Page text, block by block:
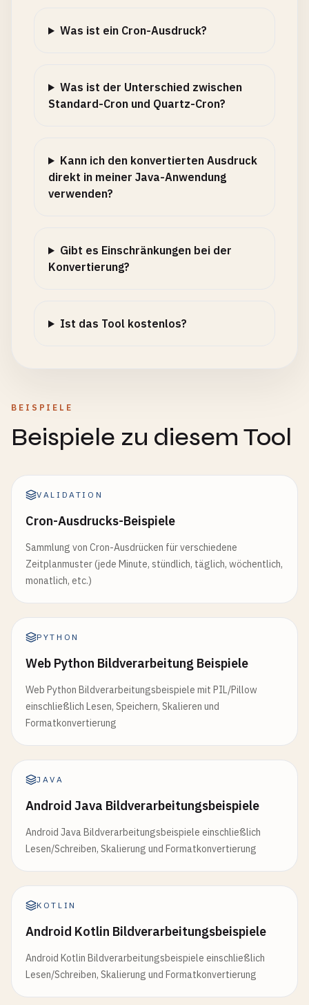
Was ist ein Cron-Ausdruck?
Was ist der Unterschied zwischen
Standard-Cron und Quartz-Cron?
Kann ich den konvertierten Ausdruck
direkt in meiner Java-Anwendung
verwenden?
Gibt es Einschränkungen bei der
Konvertierung?
Ist das Tool kostenlos?
BEISPIELE
Beispiele zu diesem Tool
VALIDATION
Cron-Ausdrucks-Beispiele
Sammlung von Cron-Ausdrücken für verschiedene
Zeitplanmuster (jede Minute, stündlich, täglich, wöchentlich,
monatlich, etc.)
PYTHON
Web Python Bildverarbeitung Beispiele
Web Python Bildverarbeitungsbeispiele mit PIL/Pillow
einschließlich Lesen, Speichern, Skalieren und
Formatkonvertierung
JAVA
Android Java Bildverarbeitungsbeispiele
Android Java Bildverarbeitungsbeispiele einschließlich
Lesen/Schreiben, Skalierung und Formatkonvertierung
KOTLIN
Android Kotlin Bildverarbeitungsbeispiele
Android Kotlin Bildverarbeitungsbeispiele einschließlich
Lesen/Schreiben, Skalierung und Formatkonvertierung